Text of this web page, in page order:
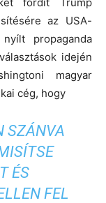
az USA-
propaganda
idején
magyar
cég, hogy
SZÁNVA
ÉS
FEL